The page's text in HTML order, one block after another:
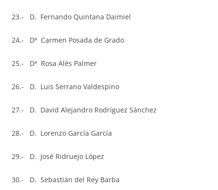
23.- D. Fernando Quintana Daimiel
24.- Dª Carmen Posada de Grado
25.- Dª Rosa Alés Palmer
26.- D. Luis Serrano Valdespino
27.- D. David Alejandro Rodríguez Sánchez
28.- D. Lorenzo García García
29.- D. José Ridruejo López
30.- D. Sebastián del Rey Barba